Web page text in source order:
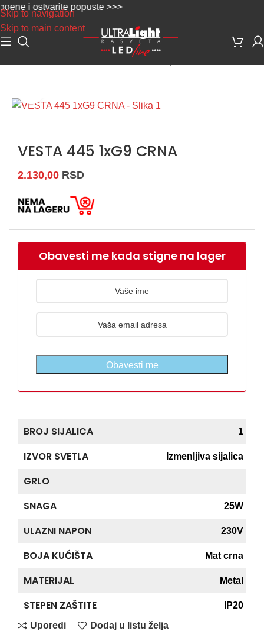
Skip to navigation
Skip to main content
i ostvarite popuste >>>
VESTA 445 1xG9 CRNA
2.130,00 RSD
Obavesti me kada stigne na lager
Obavesti me
BROJ SIJALICA 1
IZVOR SVETLA Izmenljiva sijalica
GRLO
SNAGA
25W
ULAZNI NAPON 230V
BOJA KUĆIŠTA Mat crna
MATERIJAL Metal
STEPEN ZAŠTITE
IP20
Uporedi
Dodaj u listu želja